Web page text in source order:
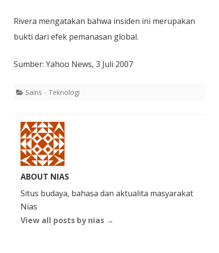
Rivera mengatakan bahwa insiden ini merupakan
bukti dari efek pemanasan global.
Sumber: Yahoo News, 3 Juli 2007
Sains - Teknologi
ABOUT NIAS
Situs budaya, bahasa dan aktualita masyarakat
Nias
View all posts by nias →